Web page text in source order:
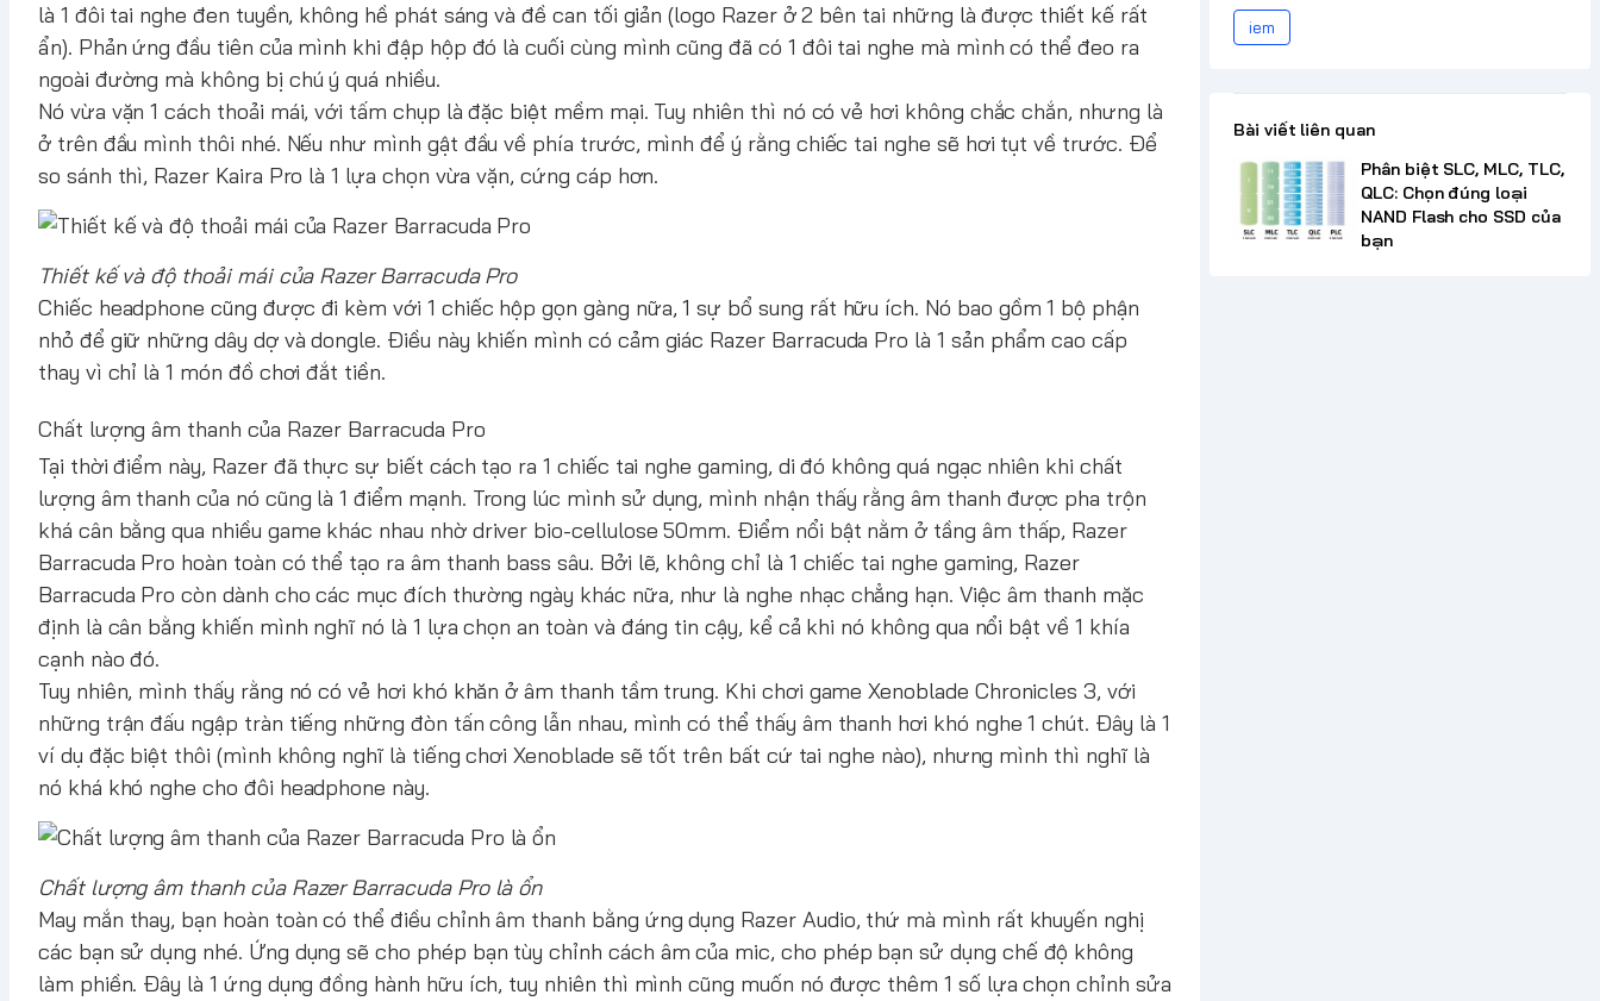
là 1 đôi tai nghe đen tuyền, không hề phát sáng và đề can tối giản (logo Razer ở 2 bên tai những là được thiết kế rất
ẩn). Phản ứng đầu tiên của mình khi đập hộp đó là cuối cùng mình cũng đã có 1 đôi tai nghe mà mình có thể đeo ra
ngoài đường mà không bị chú ý quá nhiều.
Nó vừa vặn 1 cách thoải mái, với tấm chụp là đặc biệt mềm mại. Tuy nhiên thì nó có vẻ hơi không chắc chắn, nhưng là
ở trên đầu mình thôi nhé. Nếu như mình gật đầu về phía trước, mình để ý rằng chiếc tai nghe sẽ hơi tụt về trước. Để
so sánh thì, Razer Kaira Pro là 1 lựa chọn vừa vặn, cứng cáp hơn.
Thiết kế và độ thoải mái của Razer Barracuda Pro
Chiếc headphone cũng được đi kèm với 1 chiếc hộp gọn gàng nữa, 1 sự bổ sung rất hữu ích. Nó bao gồm 1 bộ phận
nhỏ để giữ những dây dợ và dongle. Điều này khiến mình có cảm giác Razer Barracuda Pro là 1 sản phẩm cao cấp
thay vì chỉ là 1 món đồ chơi đắt tiền.
Chất lượng âm thanh của Razer Barracuda Pro
Tại thời điểm này, Razer đã thực sự biết cách tạo ra 1 chiếc tai nghe gaming, di đó không quá ngạc nhiên khi chất
lượng âm thanh của nó cũng là 1 điểm mạnh. Trong lúc mình sử dụng, mình nhận thấy rằng âm thanh được pha trộn
khá cân bằng qua nhiều game khác nhau nhờ driver bio-cellulose 50mm. Điểm nổi bật nằm ở tầng âm thấp, Razer
Barracuda Pro hoàn toàn có thể tạo ra âm thanh bass sâu. Bởi lẽ, không chỉ là 1 chiếc tai nghe gaming, Razer
Barracuda Pro còn dành cho các mục đích thường ngày khác nữa, như là nghe nhạc chẳng hạn. Việc âm thanh mặc
định là cân bằng khiến mình nghĩ nó là 1 lựa chọn an toàn và đáng tin cậy, kể cả khi nó không qua nổi bật về 1 khía
cạnh nào đó.
Tuy nhiên, mình thấy rằng nó có vẻ hơi khó khăn ở âm thanh tầm trung. Khi chơi game Xenoblade Chronicles 3, với
những trận đấu ngập tràn tiếng những đòn tấn công lẫn nhau, mình có thể thấy âm thanh hơi khó nghe 1 chút. Đây là 1
ví dụ đặc biệt thôi (mình không nghĩ là tiếng chơi Xenoblade sẽ tốt trên bất cứ tai nghe nào), nhưng mình thì nghĩ là
nó khá khó nghe cho đôi headphone này.
Chất lượng âm thanh của Razer Barracuda Pro là ổn
May mắn thay, bạn hoàn toàn có thể điều chỉnh âm thanh bằng ứng dụng Razer Audio, thứ mà mình rất khuyến nghị
các bạn sử dụng nhé. Ứng dụng sẽ cho phép bạn tùy chỉnh cách âm của mic, cho phép bạn sử dụng chế độ không
làm phiền. Đây là 1 ứng dụng đồng hành hữu ích, tuy nhiên thì mình cũng muốn nó được thêm 1 số lựa chọn chỉnh sửa
iem
Bài viết liên quan
Phân biệt SLC, MLC, TLC,
QLC: Chọn đúng loại
NAND Flash cho SSD của
bạn